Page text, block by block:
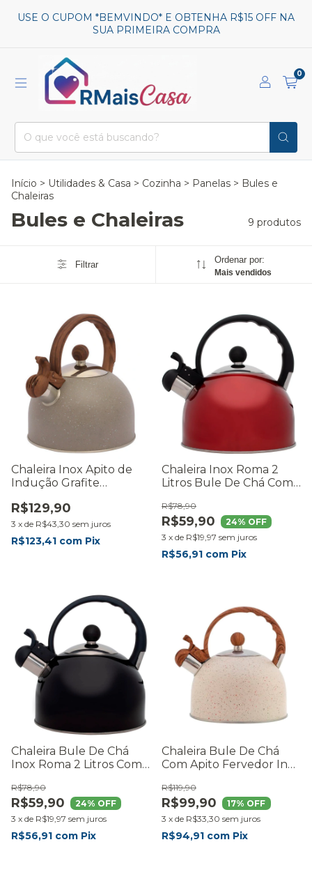
USE O CUPOM *BEMVINDO* E OBTENHA R$15 OFF NA
SUA PRIMEIRA COMPRA
0
Início > Utilidades & Casa > Cozinha > Panelas > Bules e
Chaleiras
Bules e Chaleiras 9 produtos
Filtrar Ordenar por:
Mais vendidos
Chaleira Inox Apito de
Indução Grafite
R$129,90
3 x de R$43,30 sem juros
R$123,41 com Pix
Chaleira Inox Roma 2
Litros Bule De Chá Com
Premium - RMaisCasa
R$59,90
R$78,90
24% OFF
3 x de R$19,97 sem juros
R$56,91 com Pix
Chaleira Bule De Chá
Inox Roma 2 Litros Com
Moderna Premium -
RMaisCasa
R$59,90
R$78,90
24% OFF
3 x de R$19,97 sem juros
R$56,91 com Pix
Chaleira Bule De Chá
Com Apito Fervedor Inox
Premium - RMaisCasa
R$99,90
R$119,90
17% OFF
3 x de R$33,30 sem juros
R$94,91 com Pix